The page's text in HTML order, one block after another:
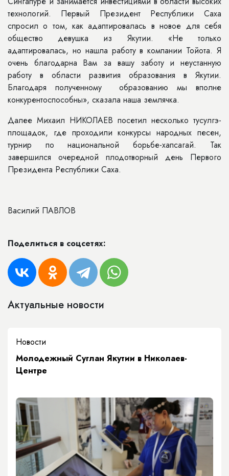
технологий. Первый Президент Республики Саха
спросил о том, как адаптировалась в новое для себя
общество девушка из Якутии. «Не только
адаптировалась, но нашла работу в компании Тойота. Я
очень благодарна Вам за вашу заботу и неустанную
работу в области развития образования в Якутии.
Благодаря полученному образованию мы вполне
конкурентоспособны», сказала наша землячка.
Далее Михаил НИКОЛАЕВ посетил несколько тусулгэ-
площадок, где проходили конкурсы народных песен,
турнир по национальной борьбе-хапсагай. Так
завершился очередной плодотворный день Первого
Президента Республики Саха.
Василий ПАВЛОВ
Поделиться в соцсетях:
Актуальные новости
Новости
Молодежный Суглан Якутии в Николаев-
Центре